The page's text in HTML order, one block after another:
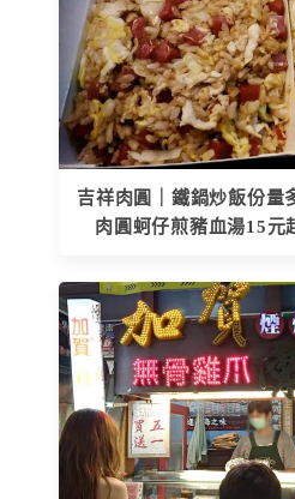
吉祥肉圓｜鐵鍋炒飯份量
肉圓蚵仔煎豬血湯15元